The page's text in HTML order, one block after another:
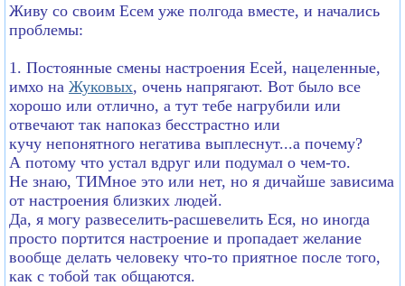
Живу со своим Есем уже полгода вместе, и начались
проблемы:
1. Постоянные смены настроения Есей, нацеленные,
имхо на Жуковых, очень напрягают. Вот было все
хорошо или отлично, а тут тебе нагрубили или
отвечают так напоказ бесстрастно или
кучу непонятного негатива выплеснут...а почему?
А потому что устал вдруг или подумал о чем-то.
Не знаю, ТИМное это или нет, но я дичайше зависима
от настроения близких людей.
Да, я могу развеселить-расшевелить Еся, но иногда
просто портится настроение и пропадает желание
вообще делать человеку что-то приятное после того,
как с тобой так общаются.